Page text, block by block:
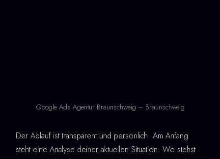
Google Ads Agentur Braunschweig – Braunschweig
Der Ablauf ist transparent und persönlich. Am Anfang
steht eine Analyse deiner aktuellen Situation: Wo stehst